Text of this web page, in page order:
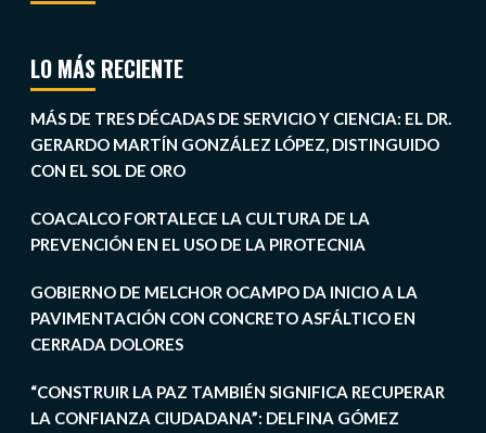
LO MÁS RECIENTE
MÁS DE TRES DÉCADAS DE SERVICIO Y CIENCIA: EL DR.
GERARDO MARTÍN GONZÁLEZ LÓPEZ, DISTINGUIDO
CON EL SOL DE ORO
COACALCO FORTALECE LA CULTURA DE LA
PREVENCIÓN EN EL USO DE LA PIROTECNIA
GOBIERNO DE MELCHOR OCAMPO DA INICIO A LA
PAVIMENTACIÓN CON CONCRETO ASFÁLTICO EN
CERRADA DOLORES
“CONSTRUIR LA PAZ TAMBIÉN SIGNIFICA RECUPERAR
LA CONFIANZA CIUDADANA”: DELFINA GÓMEZ